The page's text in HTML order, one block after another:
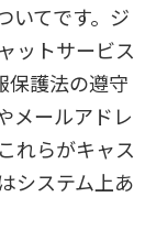
いてです。ジ
ットサービス
保護法の遵守
メールアドレ
れらがキャス
システム上あ